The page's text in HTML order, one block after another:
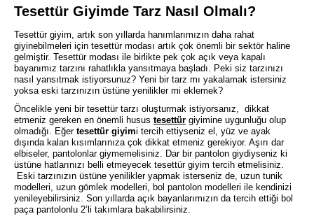
Tesettür Giyimde Tarz Nasıl Olmalı?
Tesettür giyim, artık son yıllarda hanımlarımızın daha rahat
giyinebilmeleri için tesettür modası artık çok önemli bir sektör haline
gelmiştir. Tesettür modası ile birlikte pek çok açık veya kapalı
bayanımız tarzını rahatlıkla yansıtmaya başladı. Peki siz tarzınızı
nasıl yansıtmak istiyorsunuz? Yeni bir tarz mı yakalamak istersiniz
yoksa eski tarzınızın üstüne yenilikler mi eklemek?
Öncelikle yeni bir tesettür tarzı oluşturmak istiyorsanız, dikkat
etmeniz gereken en önemli husus tesettür giyimine uygunluğu olup
olmadığı. Eğertesettür giyimi tercih ettiyseniz el, yüz ve ayak
dışında kalan kısımlarınıza çok dikkat etmeniz gerekiyor. Aşırı dar
elbiseler, pantolonlar giymemelisiniz. Dar bir pantolon giydiyseniz ki
üstüne hatlarınızı belli etmeyecek tesettür giyim tercih etmelisiniz.
Eski tarzınızın üstüne yenilikler yapmak isterseniz de, uzun tunik
modelleri, uzun gömlek modelleri, bol pantolon modelleri ile kendinizi
yenileyebilirsiniz. Son yıllarda açık bayanlarımızın da tercih ettiği bol
paça pantolonlu 2’li takımlara bakabilirsiniz.